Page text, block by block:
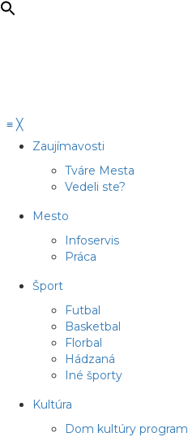
≡ ╳
Zaujímavosti
Tváre Mesta
Vedeli ste?
Mesto
Infoservis
Práca
Šport
Futbal
Basketbal
Florbal
Hádzaná
Iné športy
Kultúra
Dom kultúry program